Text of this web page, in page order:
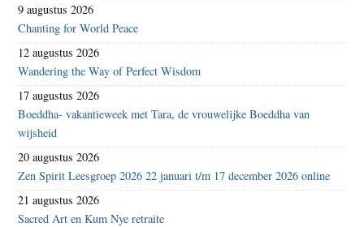
9 augustus 2026
Chanting for World Peace
12 augustus 2026
Wandering the Way of Perfect Wisdom
17 augustus 2026
Boeddha- vakantieweek met Tara, de vrouwelijke Boeddha van
wijsheid
20 augustus 2026
Zen Spirit Leesgroep 2026 22 januari t/m 17 december 2026 online
21 augustus 2026
Sacred Art en Kum Nye retraite